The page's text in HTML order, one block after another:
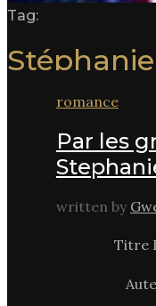
Tag:
romance
Par les
written by
Titre